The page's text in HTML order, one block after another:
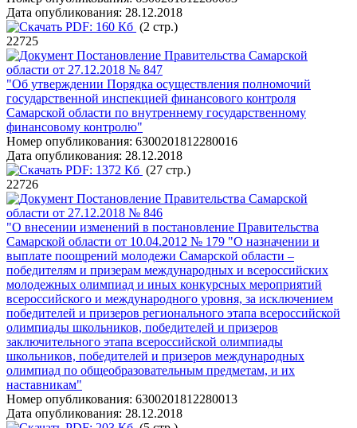
Дата опубликования: 28.12.2018
PDF: 160 Кб (2 стр.)
22725
Постановление Правительства Самарской
области от 27.12.2018 № 847
"Об утверждении Порядка осуществления полномочий
государственной инспекцией финансового контроля
Самарской области по внутреннему государственному
финансовому контролю"
Номер опубликования: 6300201812280016
Дата опубликования: 28.12.2018
PDF: 1372 Кб (27 стр.)
22726
Постановление Правительства Самарской
области от 27.12.2018 № 846
"О внесении изменений в постановление Правительства
Самарской области от 10.04.2012 № 179 "О назначении и
выплате поощрений молодежи Самарской области –
победителям и призерам международных и всероссийских
молодежных олимпиад и иных конкурсных мероприятий
всероссийского и международного уровня, за исключением
победителей и призеров регионального этапа всероссийской
олимпиады школьников, победителей и призеров
заключительного этапа всероссийской олимпиады
школьников, победителей и призеров международных
олимпиад по общеобразовательным предметам, и их
наставникам"
Номер опубликования: 6300201812280013
Дата опубликования: 28.12.2018